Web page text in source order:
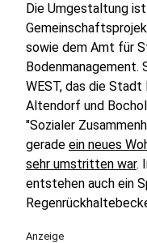
Die Umgestaltung
sowie dem Amt für
WEST, das die
Altendorf und
"Sozialer
gerade ein neues
sehr umstritten war.
entstehen auch ein
Anzeige